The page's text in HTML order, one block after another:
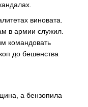
виновата.
в армии служил.
командовать
до бешенства
а бензопила